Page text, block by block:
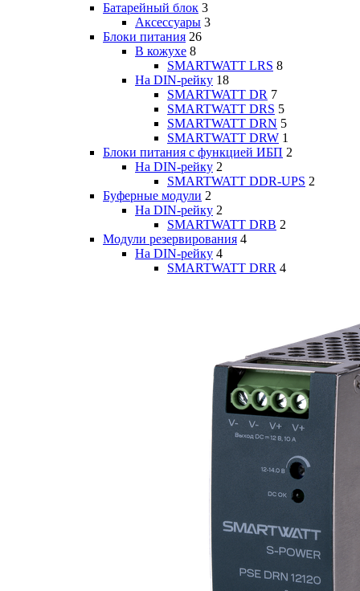
Батарейный блок 3
Аксессуары 3
Блоки питания 26
В кожухе 8
SMARTWATT LRS 8
На DIN-рейку 18
SMARTWATT DR 7
SMARTWATT DRS 5
SMARTWATT DRN 5
SMARTWATT DRW 1
Блоки питания с функцией ИБП 2
На DIN-рейку 2
SMARTWATT DDR-UPS 2
Буферные модули 2
На DIN-рейку 2
SMARTWATT DRB 2
Модули резервирования 4
На DIN-рейку 4
SMARTWATT DRR 4